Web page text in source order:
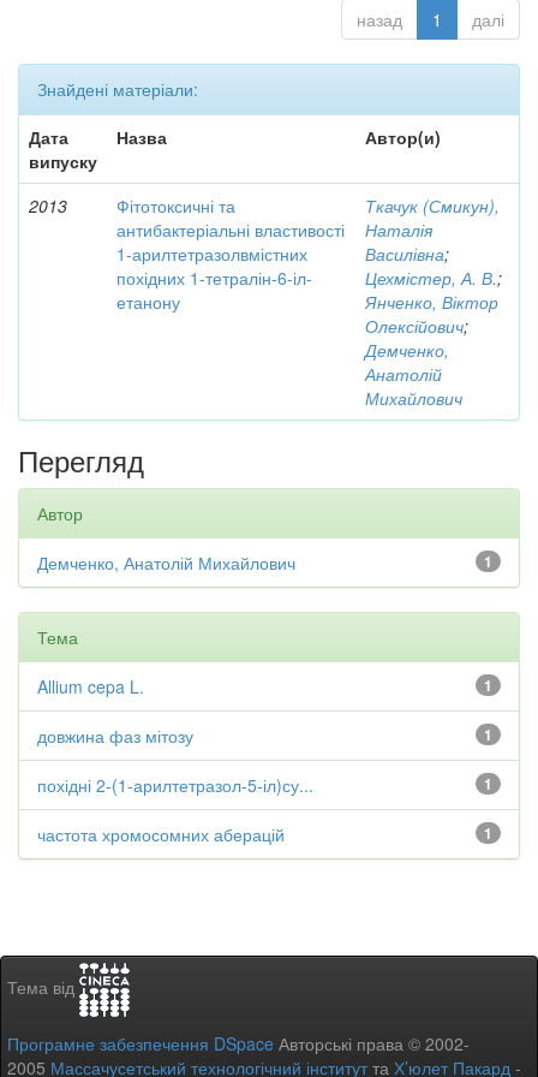
назад 1 далі
Знайдені матеріали:
Дата
випуску
Назва Автор(и)
2013
Фітотоксичні та
антибактеріальні властивості
1-арилтетразолвмістних
похідних 1-тетралін-6-іл-
етанону
Ткачук (Смикун),
Наталія
Василівна;
Цехмістер, А. В.;
Янченко, Віктор
Олексійович;
Демченко,
Анатолій
Михайлович
Перегляд
Автор
1
Демченко, Анатолій Михайлович
Тема
1
Allium cepa L.
1
довжина фаз мітозу
1
похідні 2-(1-арилтетразол-5-іл)су...
1
частота хромосомних аберацій
Тема від
Програмне забезпечення DSpace Авторські права © 2002-
2005 Массачусетський технологічний інститутта Х’юлет Пакард -